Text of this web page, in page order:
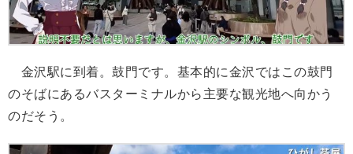
金沢駅に到着。鼓門です。基本的に金沢ではこの鼓門
のそばにあるバスターミナルから主要な観光地へ向かう
のだそう。